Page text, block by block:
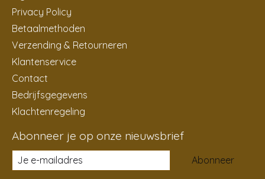
Privacy Policy
Betaalmethoden
Verzending & Retourneren
Klantenservice
Contact
Bedrijfsgegevens
Klachtenregeling
Abonneer je op onze nieuwsbrief
Abonneer